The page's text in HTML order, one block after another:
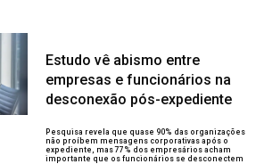
Estudo vê abismo entre
empresas e funcionários na
desconexão pós-expediente
Pesquisa revela que quase 90% das organizações
não proíbem mensagens corporativas após o
expediente, mas 77% dos empresários acham
importante que os funcionários se desconectem